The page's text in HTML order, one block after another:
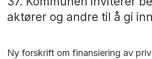
aktører og andre til å gi
Ny forskrift om finansiering av